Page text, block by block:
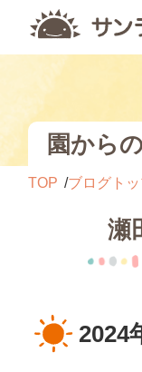
園から
TOP ブログト
瀬
2024